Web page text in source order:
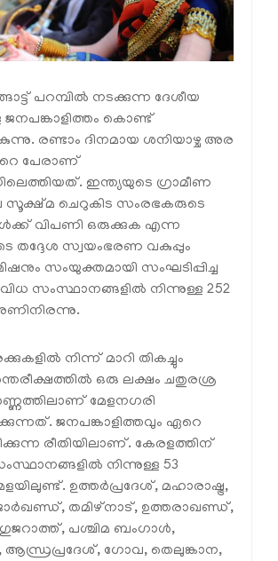
പറമ്പില്‍ നടക്കുന്ന ദേശീയ
കൊണ്ട്
രണ്ടാം ദിനമായ ശനിയാഴ്ച അര
പേരാണ്
ഇന്ത്യയുടെ ഗ്രാമീണ
സൂക്ഷ്മ ചെറുകിട സംരഭകരുടെ
വിപണി ഒരുക്കുക എന്ന
തദ്ദേശ സ്വയംഭരണ വകുപ്പും
സംയുക്തമായി സംഘടിപ്പിച്ച
സംസ്ഥാനങ്ങളില്‍ നിന്നുള്ള 252
നിന്ന് മാറി തികച്ചും
ഒരു ലക്ഷം ചതുരശ്ര
മേളനഗരി
ജനപങ്കാളിത്തവും ഏറെ
രീതിയിലാണ്. കേരളത്തിന്
നിന്നുള്ള 53
ഉത്തര്‍പ്രദേശ്, മഹാരാഷ്ട്ര,
തമിഴ്‌നാട്, ഉത്തരാഖണ്ഡ്,
പശ്ചിമ ബംഗാള്‍,
ആന്ധ്രപ്രദേശ്, ഗോവ, തെലുങ്കാന,